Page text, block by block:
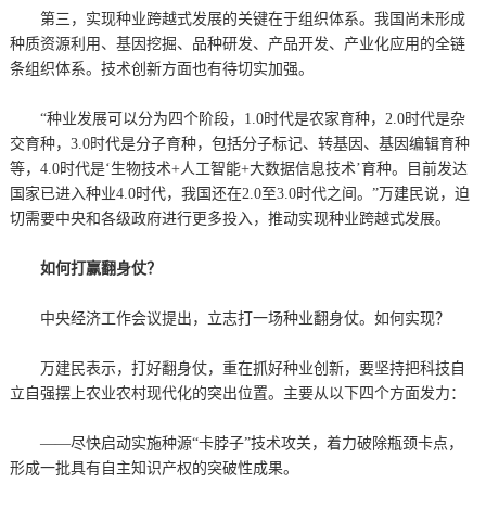
第三，实现种业跨越式发展的关键在于组织体系。我国尚未形成
种质资源利用、基因挖掘、品种研发、产品开发、产业化应用的全链
条组织体系。技术创新方面也有待切实加强。
“种业发展可以分为四个阶段，1.0时代是农家育种，2.0时代是杂
交育种，3.0时代是分子育种，包括分子标记、转基因、基因编辑育种
等，4.0时代是‘生物技术+人工智能+大数据信息技术’育种。目前发达
国家已进入种业4.0时代，我国还在2.0至3.0时代之间。”万建民说，迫
切需要中央和各级政府进行更多投入，推动实现种业跨越式发展。
如何打赢翻身仗？
中央经济工作会议提出，立志打一场种业翻身仗。如何实现？
万建民表示，打好翻身仗，重在抓好种业创新，要坚持把科技自
立自强摆上农业农村现代化的突出位置。主要从以下四个方面发力：
——尽快启动实施种源“卡脖子”技术攻关，着力破除瓶颈卡点，
形成一批具有自主知识产权的突破性成果。